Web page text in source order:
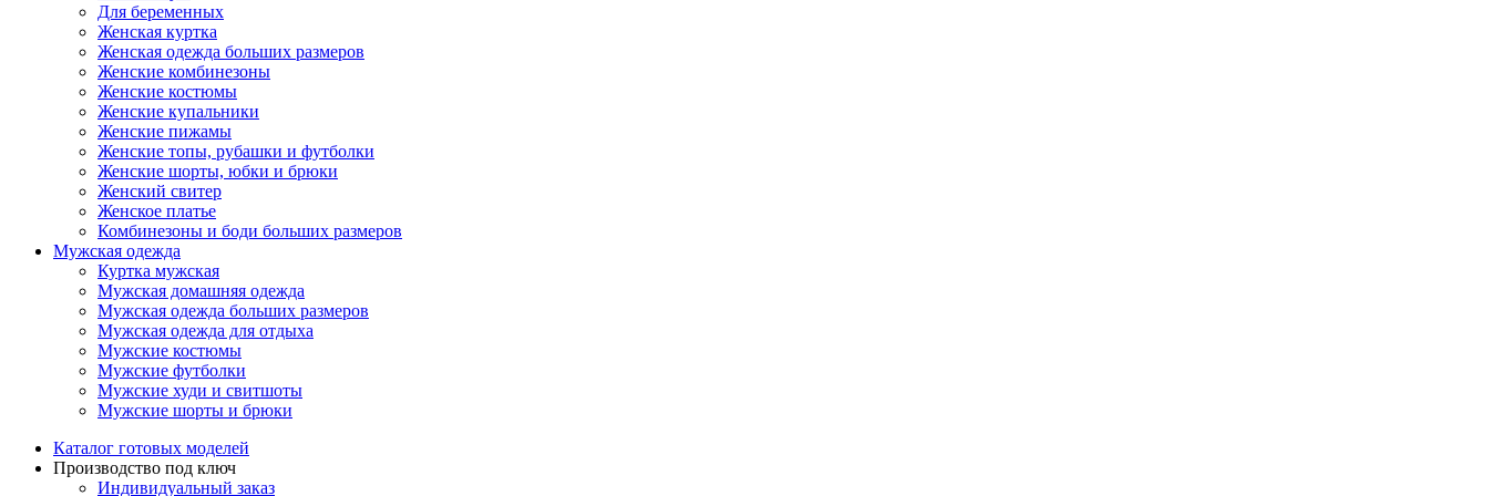
Для беременных
Женская куртка
Женская одежда больших размеров
Женские комбинезоны
Женские костюмы
Женские купальники
Женские пижамы
Женские топы, рубашки и футболки
Женские шорты, юбки и брюки
Женский свитер
Женское платье
Комбинезоны и боди больших размеров
Мужская одежда
Куртка мужская
Мужская домашняя одежда
Мужская одежда больших размеров
Мужская одежда для отдыха
Мужские костюмы
Мужские футболки
Мужские худи и свитшоты
Мужские шорты и брюки
Каталог готовых моделей
Производство под ключ
Индивидуальный заказ